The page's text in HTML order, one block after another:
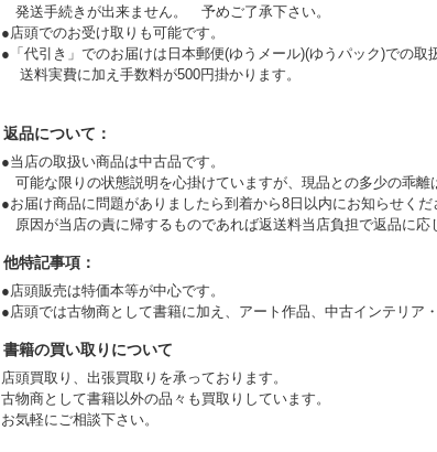
発送手続きが出来ません。 予めご了承下さい。
●店頭でのお受け取りも可能です。
●「代引き」でのお届けは日本郵便(ゆうメール)(ゆうパック)での取
送料実費に加え手数料が500円掛かります。
返品について：
●当店の取扱い商品は中古品です。
可能な限りの状態説明を心掛けていますが、現品との多少の乖
●お届け商品に問題がありましたら到着から8日以内にお知らせく
原因が当店の責に帰するものであれば返送料当店負担で返品に応
他特記事項：
●店頭販売は特価本等が中心です。
●店頭では古物商として書籍に加え、アート作品、中古インテリア
書籍の買い取りについて
店頭買取り、出張買取りを承っております。
古物商として書籍以外の品々も買取りしています。
お気軽にご相談下さい。